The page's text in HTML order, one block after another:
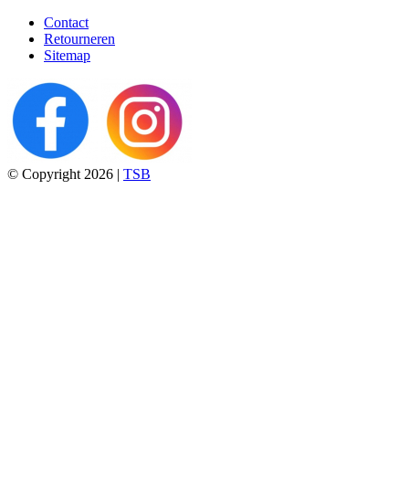
Contact
Retourneren
Sitemap
© Copyright 2026 | TSB